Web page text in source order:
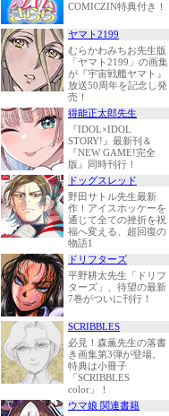
COMICZIN特典付き！
ヤマト2199
むらかわみちお先生版
「ヤマト2199」の画集
が『宇宙戦艦ヤマト』
放送50周年を記念し発
売！
得能正太郎先生
『IDOL×IDOL
STORY!』最新刊＆
『NEW GAME!完全
版』同時刊行！
ドッグスレッド
野田サトル先生最新
作！アイスホッケーを
通じて全ての挫折を祝
福へ変える、超回復の
物語1
ドリフターズ
平野耕太先生「ドリフ
ターズ」、待望の最新
7巻がついに刊行！
SCRIBBLES
必見！森薫先生の落書
き画集第3弾が登場。
特典は小冊子
「SCRIBBLES
color」！
ウマ娘 関連書籍